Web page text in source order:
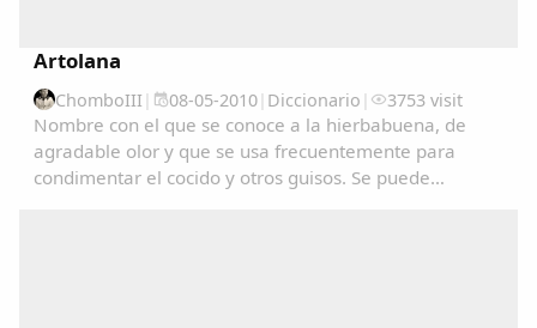
Artolana
ChomboIII | 08-05-2010| Diccionario | 3753 visit
Nombre con el que se conoce a la hierbabuena, de
agradable olor y que se usa frecuentemente para
condimentar el cocido y otros guisos. Se puede